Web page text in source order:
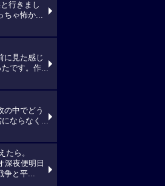
行きまし
ちゃ怖か...
に見た感じ
たです。作...
の中でどう
にならなく...
たら。
深夜便明日
争と平...